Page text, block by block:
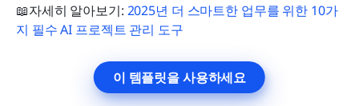
📖자세히 알아보기: 2025년 더 스마트한 업무를 위한 10가
지 필수 AI 프로젝트 관리 도구
이 템플릿을 사용하세요